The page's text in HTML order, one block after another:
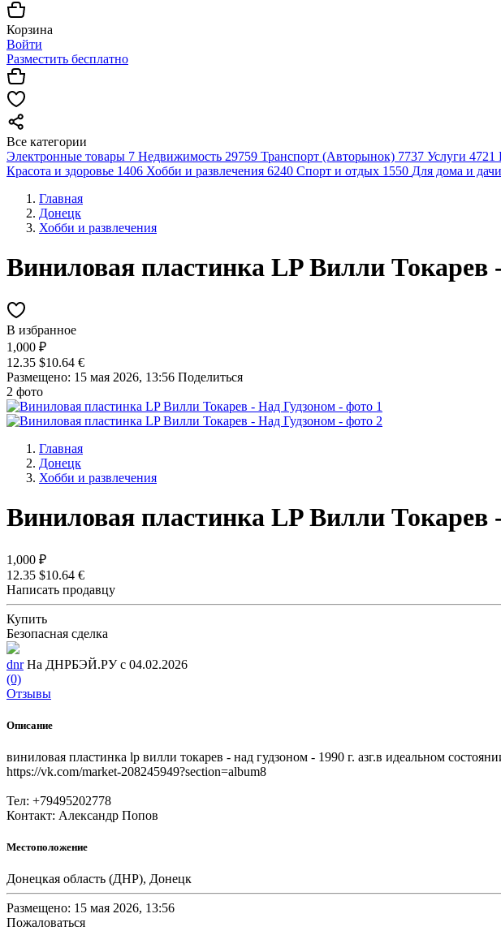
Корзина
Войти
Разместить бесплатно
Все категории
Электронные товары 7 Недвижимость 29759 Транспорт (Авторынок) 7737 Услуги 4721
Красота и здоровье 1406 Хобби и развлечения 6240 Спорт и отдых 1550 Для дома и дачи
Главная
Донецк
Хобби и развлечения
Виниловая пластинка LP Вилли Токарев
В избранное
1,000 ₽
12.35 $10.64 €
Размещено: 15 мая 2026, 13:56 Поделиться
2 фото
Главная
Донецк
Хобби и развлечения
Виниловая пластинка LP Вилли Токарев
1,000 ₽
12.35 $10.64 €
Написать продавцу
Купить
Безопасная сделка
dnr На ДНРБЭЙ.РУ с 04.02.2026
(0)
Отзывы
Описание
виниловая пластинка lp вилли токарев - над гудзоном - 1990 г. азг.в идеальном
https://vk.com/market-208245949?section=album8
Тел: +79495202778
Контакт: Александр Попов
Местоположение
Донецкая область (ДНР), Донецк
Размещено: 15 мая 2026, 13:56
Пожаловаться